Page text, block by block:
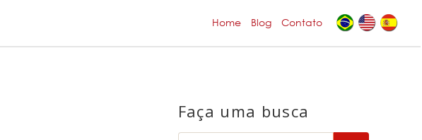
Home Blog Contato
Faça uma busca